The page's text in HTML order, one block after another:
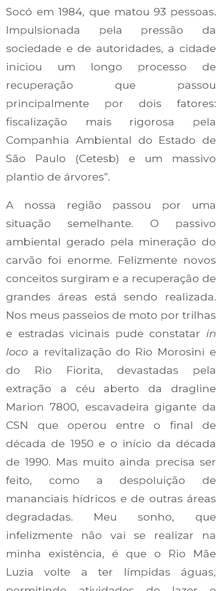
Socó em 1984, que matou 93 pessoas.
Impulsionada pela pressão da
sociedade e de autoridades, a cidade
iniciou um longo processo de
recuperação que passou
principalmente por dois fatores:
fiscalização mais rigorosa pela
Companhia Ambiental do Estado de
São Paulo (Cetesb) e um massivo
plantio de árvores”.
A nossa região passou por uma
situação semelhante. O passivo
ambiental gerado pela mineração do
carvão foi enorme. Felizmente novos
conceitos surgiram e a recuperação de
grandes áreas está sendo realizada.
Nos meus passeios de moto por trilhas
e estradas vicinais pude constatar in
loco a revitalização do Rio Morosini e
do Rio Fiorita, devastadas pela
extração a céu aberto da dragline
Marion 7800, escavadeira gigante da
CSN que operou entre o final de
década de 1950 e o início da década
de 1990. Mas muito ainda precisa ser
feito, como a despoluição de
mananciais hídricos e de outras áreas
degradadas. Meu sonho, que
infelizmente não vai se realizar na
minha existência, é que o Rio Mãe
Luzia volte a ter límpidas águas,